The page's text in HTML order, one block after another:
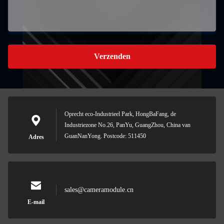
Verzenden
Adres
Oprecht eco-Industrieel Park, HongBaFang, de
Industriezone No.26, PanYu, GuangZhou, China van
GuanNanYong. Postcode: 511450
E-mail
sales@cameramodule.cn